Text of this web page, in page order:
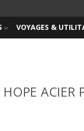
VOYAGES &
ACIER